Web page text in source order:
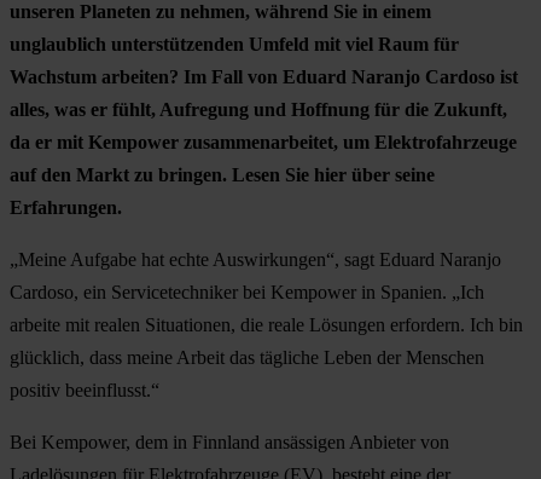
unseren Planeten zu nehmen, während Sie in einem
unglaublich unterstützenden Umfeld mit viel Raum für
Wachstum arbeiten? Im Fall von Eduard Naranjo Cardoso ist
alles, was er fühlt, Aufregung und Hoffnung für die Zukunft,
da er mit Kempower zusammenarbeitet, um Elektrofahrzeuge
auf den Markt zu bringen. Lesen Sie hier über seine
Erfahrungen.
„Meine Aufgabe hat echte Auswirkungen“, sagt Eduard Naranjo
Cardoso, ein Servicetechniker bei Kempower in Spanien. „Ich
arbeite mit realen Situationen, die reale Lösungen erfordern. Ich bin
glücklich, dass meine Arbeit das tägliche Leben der Menschen
positiv beeinflusst.“
Bei Kempower, dem in Finnland ansässigen Anbieter von